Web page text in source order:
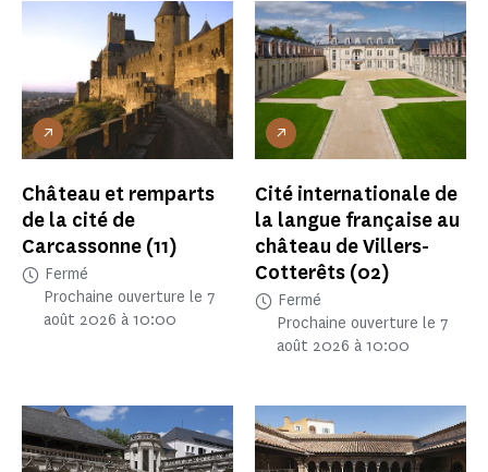
Château et remparts
de la cité de
Carcassonne (11)
Fermé
Prochaine ouverture le 7
août 2026 à 10:00
Cité internationale de
la langue française au
château de Villers-
Cotterêts (02)
Fermé
Prochaine ouverture le 7
août 2026 à 10:00